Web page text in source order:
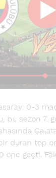
0-3
bu sezon 7.
duran top
0 öne geçti.